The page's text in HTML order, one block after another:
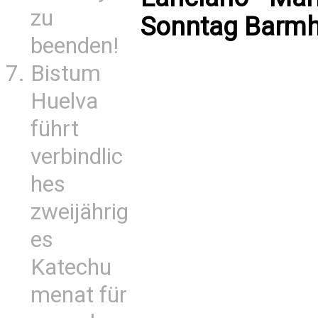
zu
beenden!
Bistum
Huelva
führt
verbindlic
hes
zweijährig
es
Katechu
menat für
Sonntag